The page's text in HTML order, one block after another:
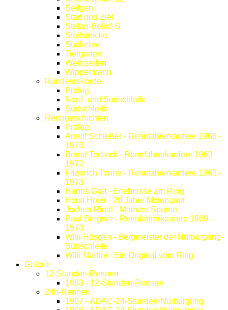
Seifgen
Start und Ziel
Stefan-Bellof-S
Steilstrecke
Südkehre
Tiergarten
Wehrseifen
Wippermann
Rundenrekorde
Prolog
Nord- und Südschleife
Südschleife
Renngeschichten
Prolog
Arnulf Schießer - Rennfahrerkarriere 1968 -
1973
Bernd Terbeck - Rennfahrerkarriere 1963 -
1972
Friedrich Tonne - Rennfahrerkarriere 1963 -
1973
Hanns Graf - Erlebnisse am Ring
Horst Hoier - 20 Jahre Motorsport
Jochen Rindt - Mainzer Spuren
Paul Bergner - Rennfahrerkarriere 1969 -
1973
Willi Hüsgen - Bergmeister der Nürburgring-
Südschleife
Willi Martini - Ein Original vom Ring
Galerie
12-Stunden-Rennen
1963 - 12-Stunden-Rennen
24h-Rennen
1967 - ADAC-24-Stunden-Nürburgring